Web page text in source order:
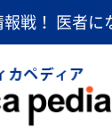
報戦！ 医者